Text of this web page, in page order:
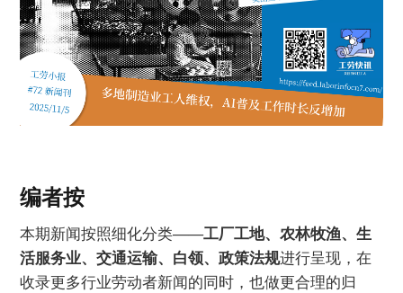
编者按
本期新闻按照细化分类——工厂工地、农林牧渔、生
活服务业、交通运输、白领、政策法规进行呈现，在
收录更多行业劳动者新闻的同时，也做更合理的归